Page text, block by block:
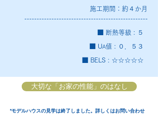
施工期間：約４か月
--------------------------------------------------
■ 断熱等級 : ５
■ UA値 : ０．５３
■ BELS : ☆☆☆☆☆
大切な「お家の性能」のはなし
*モデルハウスの見学は終了しました。詳しくはお問い合わせ